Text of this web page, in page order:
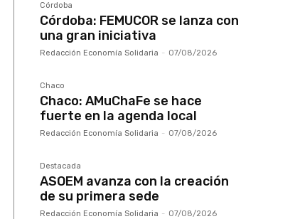
Córdoba
Córdoba: FEMUCOR se lanza con
una gran iniciativa
Redacción Economía Solidaria - 07/08/2026
Chaco
Chaco: AMuChaFe se hace
fuerte en la agenda local
Redacción Economía Solidaria - 07/08/2026
Destacada
ASOEM avanza con la creación
de su primera sede
Redacción Economía Solidaria - 07/08/2026